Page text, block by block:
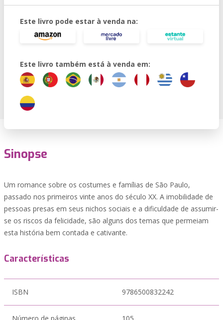
Este livro pode estar à venda na:
Este livro também está à venda em:
Sinopse
Um romance sobre os costumes e famílias de São Paulo,
passado nos primeiros vinte anos do século XX. A imobilidade de
pessoas presas em seus nichos sociais e a dificuldade de assumir-
se os riscos da felicidade, são alguns dos temas que permeiam
esta história bem contada e cativante.
Características
ISBN 9786500832242